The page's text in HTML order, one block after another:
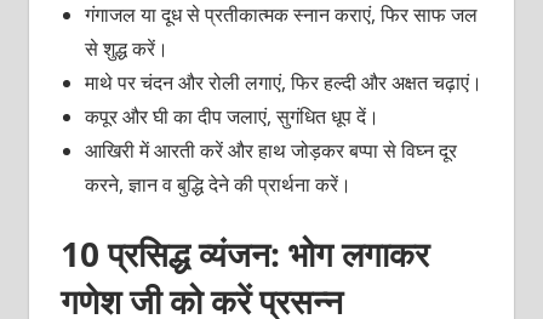
गंगाजल या दूध से प्रतीकात्मक स्नान कराएं, फिर साफ जल
से शुद्ध करें।
माथे पर चंदन और रोली लगाएं, फिर हल्दी और अक्षत चढ़ाएं।
कपूर और घी का दीप जलाएं, सुगंधित धूप दें।
आखिरी में आरती करें और हाथ जोड़कर बप्पा से विघ्न दूर
करने, ज्ञान व बुद्धि देने की प्रार्थना करें।
10 प्रसिद्ध व्यंजन: भोग लगाकर
गणेश जी को करें प्रसन्न